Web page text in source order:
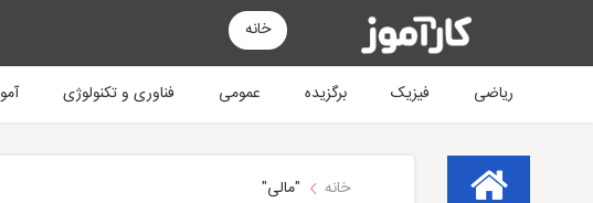
خانه
ریاضی فیزیک برگزیده عمومی فناوری و تکنولوژی
خانه "مالی"